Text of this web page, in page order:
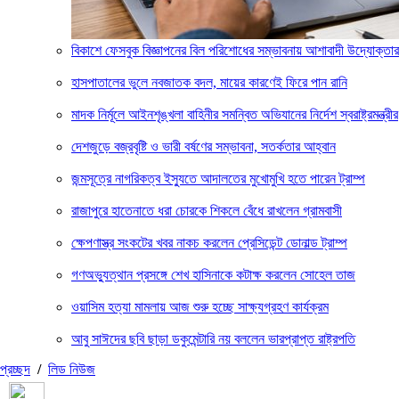
বিকাশে ফেসবুক বিজ্ঞাপনের বিল পরিশোধের সম্ভাবনায় আশাবাদী
হাসপাতালের ভুলে নবজাতক বদল, মায়ের কারণেই ফিরে পান রানি
মাদক নির্মূলে আইনশৃঙ্খলা বাহিনীর সমন্বিত অভিযানের নির্দেশ স্বরাষ্ট্রমন্ত্রীর
দেশজুড়ে বজ্রবৃষ্টি ও ভারী বর্ষণের সম্ভাবনা, সতর্কতার আহ্বান
জন্মসূত্রে নাগরিকত্ব ইস্যুতে আদালতের মুখোমুখি হতে পারেন ট্রাম্প
রাজাপুরে হাতেনাতে ধরা চোরকে শিকলে বেঁধে রাখলেন গ্রামবাসী
ক্ষেপণাস্ত্র সংকটের খবর নাকচ করলেন প্রেসিডেন্ট ডোনাল্ড ট্রাম্প
গণঅভ্যুত্থান প্রসঙ্গে শেখ হাসিনাকে কটাক্ষ করলেন সোহেল তাজ
ওয়াসিম হত্যা মামলায় আজ শুরু হচ্ছে সাক্ষ্যগ্রহণ কার্যক্রম
আবু সাঈদের ছবি ছাড়া ডকুমেন্টারি নয় বললেন ভারপ্রাপ্ত রাষ্ট্রপতি
প্রচ্ছদ / লিড নিউজ